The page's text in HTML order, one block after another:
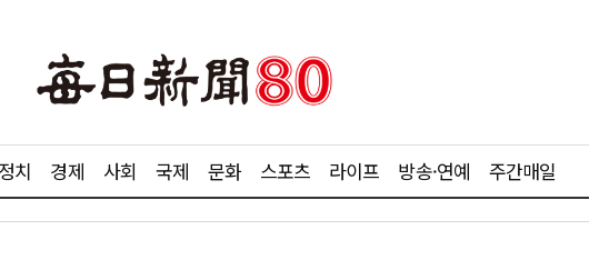
정치 경제 사회 국제 문화 스포츠 라이프 방송·연예 주간매일